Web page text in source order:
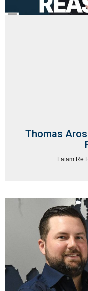
Thomas
Latam Re